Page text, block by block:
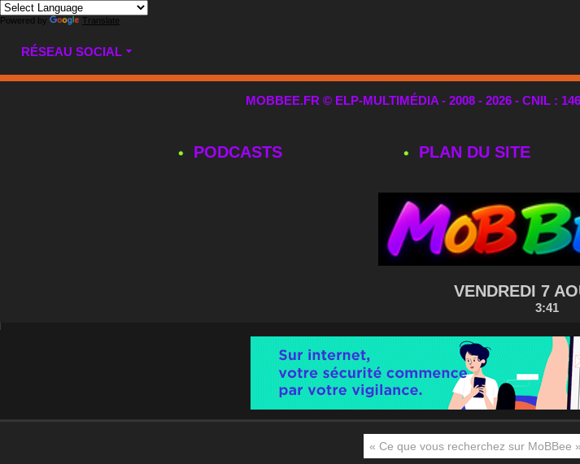
Powered by Translate
RÉSEAU SOCIAL
MOBBEE.FR © ELP-MULTIMÉDIA - 2008 - 2026 - CNIL :
PODCASTS PLAN DU SITE
VENDREDI 7
3:41